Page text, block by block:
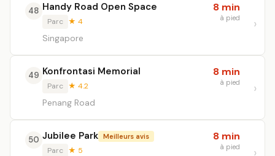
48 Handy Road Open Space
Parc ★ 4
Singapore
8 min
à pied
49 Konfrontasi Memorial
Parc ★ 4.2
Penang Road
8 min
à pied
50 Jubilee Park Meilleurs avis
Parc ★ 5
8 min
à pied